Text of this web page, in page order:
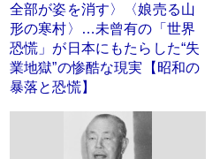
全部が姿を消す〉〈娘売る山
形の寒村〉…未曾有の「世界
恐慌」が日本にもたらした“失
業地獄”の惨酷な現実【昭和の
暴落と恐慌】